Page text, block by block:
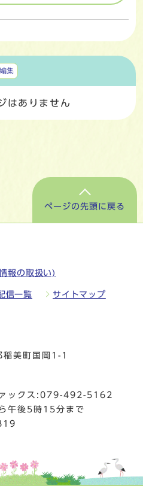
編集
はありません
ページの先頭に戻る
報の取扱い)
信一覧 サイトマップ
美町国岡1-1
ックス:079-492-5162
午後5時15分まで